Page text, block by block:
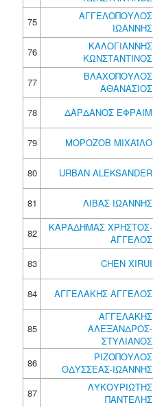
75
ΑΓΓΕΛΟΠΟΥΛΟΣ
ΙΩΑΝΝΗΣ
76
ΚΑΛΟΓΙΑΝΝΗΣ
ΚΩΝΣΤΑΝΤΙΝΟΣ
77
ΒΛΑΧΟΠΟΥΛΟΣ
ΑΘΑΝΑΣΙΟΣ
78
ΔΑΡΔΑΝΟΣ ΕΦΡΑΙΜ
79 ΜΟΡΟΖΟΒ ΜΙΧΑΪΛΟ
80
URBAN ALEKSANDER
81
ΛΙΒΑΣ ΙΩΑΝΝΗΣ
82
ΚΑΡΑΔΗΜΑΣ ΧΡΗΣΤΟΣ-
ΑΓΓΕΛΟΣ
83
CHEN XIRUI
84
ΑΓΓΕΛΑΚΗΣ ΑΓΓΕΛΟΣ
85
ΑΓΓΕΛΑΚΗΣ
ΑΛΕΞΑΝΔΡΟΣ-
ΣΤΥΛΙΑΝΟΣ
86
ΡΙΖΟΠΟΥΛΟΣ
ΟΔΥΣΣΕΑΣ-ΙΩΑΝΝΗΣ
87
ΛΥΚΟΥΡΙΩΤΗΣ
ΠΑΝΤΕΛΗΣ